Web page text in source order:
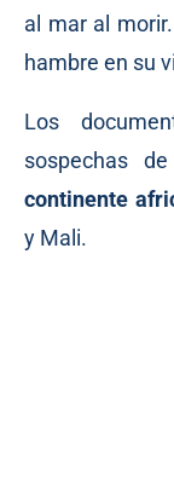
al mar al
hambre en su
Los
sospechas
continente
y Mali.